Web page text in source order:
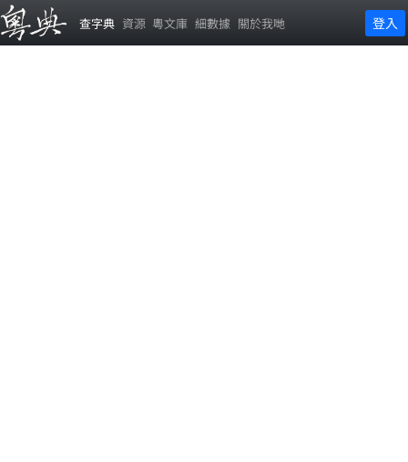
查字典 資源 粵文庫 細數據 關於我哋 登入